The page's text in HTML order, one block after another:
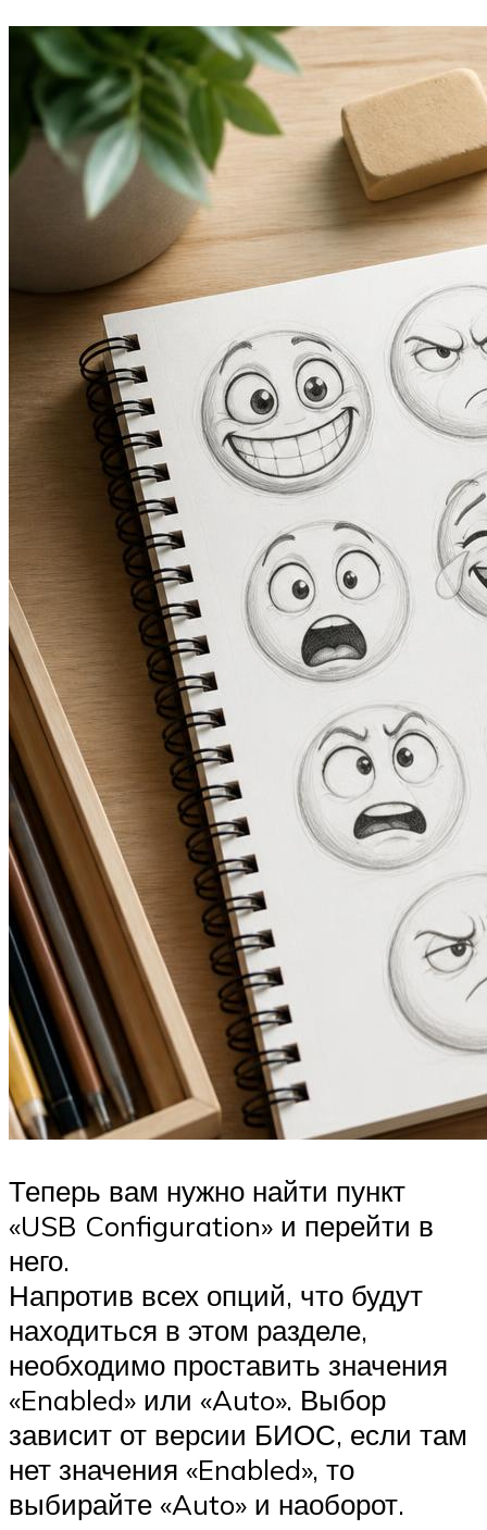
Теперь вам нужно найти пункт
«USB Configuration» и перейти в
него.
Напротив всех опций, что будут
находиться в этом разделе,
необходимо проставить значения
«Enabled» или «Auto». Выбор
зависит от версии БИОС, если там
нет значения «Enabled», то
выбирайте «Auto» и наоборот.